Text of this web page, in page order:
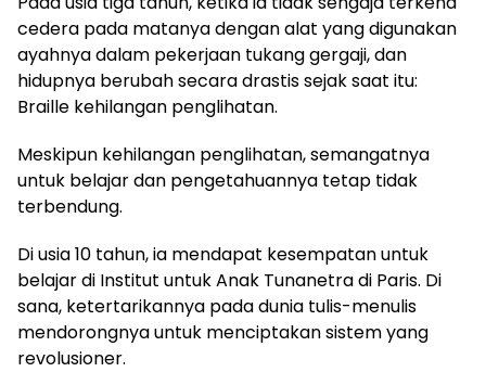
cedera pada matanya dengan alat yang digunakan
ayahnya dalam pekerjaan tukang gergaji, dan
hidupnya berubah secara drastis sejak saat itu:
Braille kehilangan penglihatan.
Meskipun kehilangan penglihatan, semangatnya
untuk belajar dan pengetahuannya tetap tidak
terbendung.
Di usia 10 tahun, ia mendapat kesempatan untuk
belajar di Institut untuk Anak Tunanetra di Paris. Di
sana, ketertarikannya pada dunia tulis-menulis
mendorongnya untuk menciptakan sistem yang
revolusioner.